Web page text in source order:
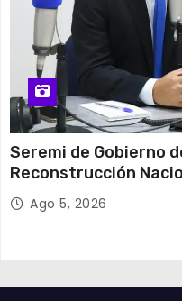
Seremi de Gobierno
Reconstrucción
y el empleo en
Ago 5, 2026